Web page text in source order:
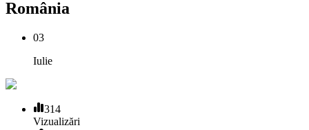
România
03
Iulie
314
Vizualizări